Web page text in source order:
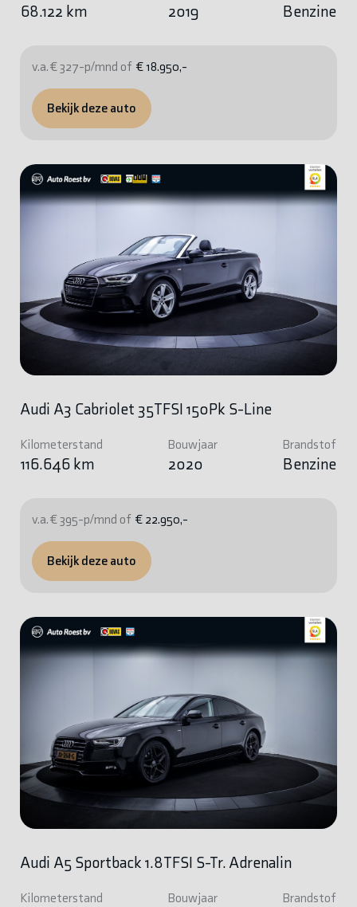
68.122 km 2019 Benzine
v.a. € 327-p/mnd of € 18.950,-
Bekijk deze auto
Audi A3 Cabriolet 35TFSI 150Pk S-Line
Kilometerstand
116.646 km
Bouwjaar
2020
Brandstof
Benzine
v.a. € 395-p/mnd of € 22.950,-
Bekijk deze auto
Audi A5 Sportback 1.8TFSI S-Tr. Adrenalin
Kilometerstand Bouwjaar Brandstof